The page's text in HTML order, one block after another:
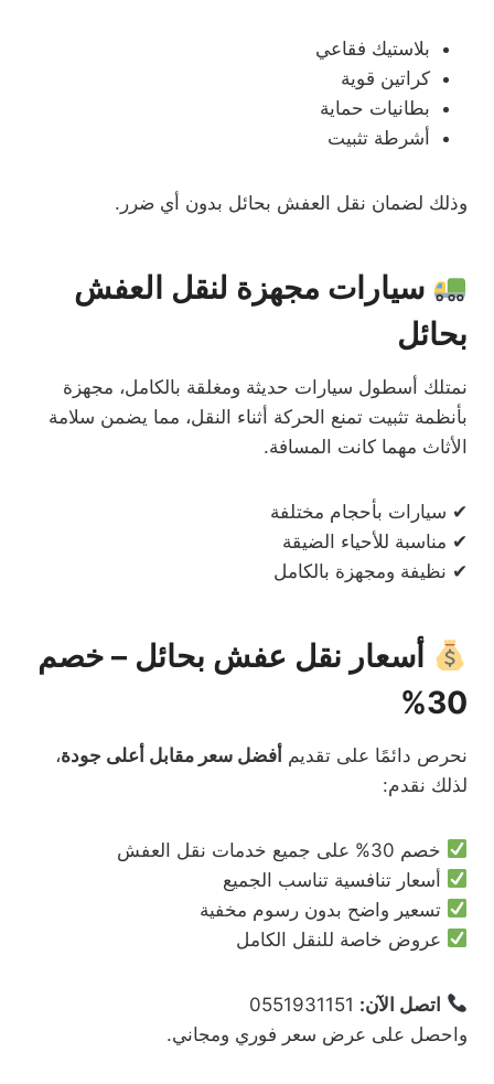
بلاستيك فقاعي
كراتين قوية
بطانيات حماية
أشرطة تثبيت
وذلك لضمان نقل العفش بحائل بدون أي ضرر.
سيارات مجهزة لنقل العفش
بحائل
نمتلك أسطول سيارات حديثة ومغلقة بالكامل، مجهزة
بأنظمة تثبيت تمنع الحركة أثناء النقل، مما يضمن سلامة
الأثاث مهما كانت المسافة.
✔ سيارات بأحجام مختلفة
✔ مناسبة للأحياء الضيقة
✔ نظيفة ومجهزة بالكامل
أسعار نقل عفش بحائل – خصم
30%
نحرص دائمًا على تقديم أفضل سعر مقابل أعلى جودة،
لذلك نقدم:
خصم 30% على جميع خدمات نقل العفش
أسعار تنافسية تناسب الجميع
تسعير واضح بدون رسوم مخفية
عروض خاصة للنقل الكامل
اتصل الآن:
واحصل على عرض سعر فوري ومجاني.